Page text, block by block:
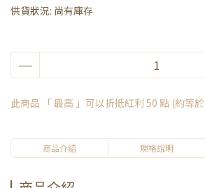
供貨狀況: 尚有庫存
此商品 「 最高 」可以折抵紅利 50 點 (約等於
商品介紹 規格說明